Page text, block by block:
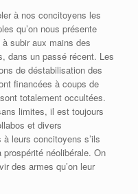
à nos concitoyens les
qu’on nous présente
subir aux mains des
dans un passé récent. Les
de déstabilisation des
financées à coups de
totalement occultées.
limites, il est toujours
et divers
leurs concitoyens s’ils
néolibérale. On
des armes qu’on leur